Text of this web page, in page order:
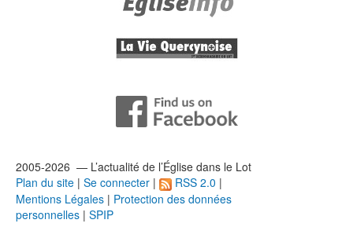
2005-2026 — L’actualité de l’Église dans le Lot
Plan du site | Se connecter | RSS 2.0 |
Mentions Légales | Protection des données
personnelles | SPIP